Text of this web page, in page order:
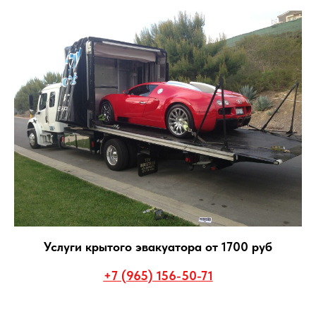
Услуги крытого эвакуатора от 1700 руб
+7 (965) 156-50-71